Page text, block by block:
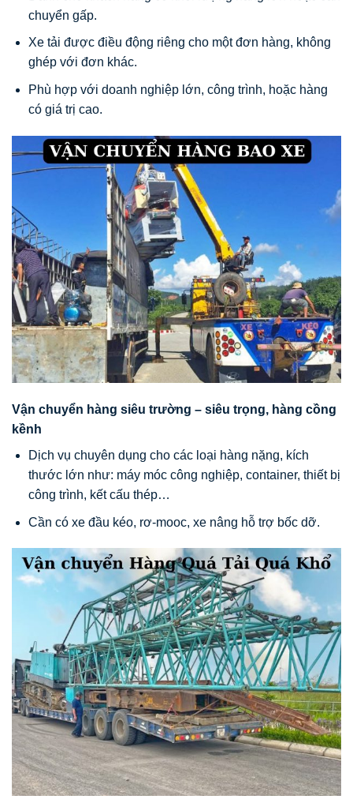
chuyển gấp.
Xe tải được điều động riêng cho một đơn hàng, không
ghép với đơn khác.
Phù hợp với doanh nghiệp lớn, công trình, hoặc hàng
có giá trị cao.
Vận chuyển hàng siêu trường – siêu trọng, hàng cồng
kềnh
Dịch vụ chuyên dụng cho các loại hàng nặng, kích
thước lớn như: máy móc công nghiệp, container, thiết bị
công trình, kết cấu thép…
Cần có xe đầu kéo, rơ-mooc, xe nâng hỗ trợ bốc dỡ.